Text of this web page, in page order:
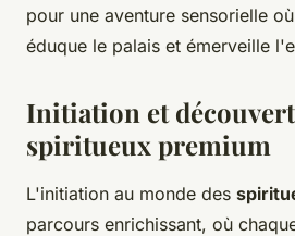
pour une aventure sensorielle
éduque le palais et émerveille
Initiation et
spiritueux premium
L'initiation au monde des
parcours enrichissant, où